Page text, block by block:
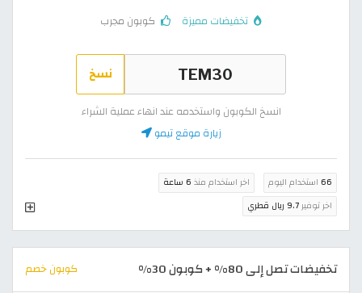
تخفيضات مميزة كوبون مجرب
نسخ
انسخ الكوبون واستخدمه عند انهاء عملية الشراء
زيارة موقع تيمو
66 استخدام اليوم اخر استخدام منذ 6 ساعة
اخر توفير9.7 ريال قطري
تخفيضات تصل إلى 80% + كوبون 30% كوبون خصم